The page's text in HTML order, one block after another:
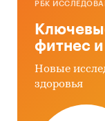
энергетика
РБК
фитнес
Новые
здоровья